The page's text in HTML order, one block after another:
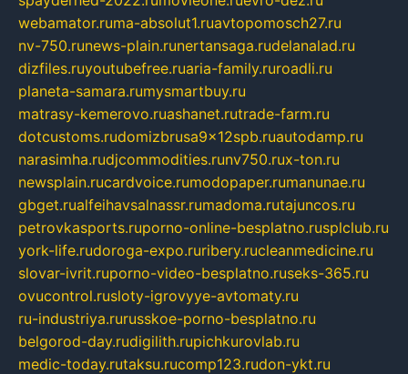
webamator.ruma-absolut1.ruavtopomosch27.ru
nv-750.runews-plain.runertansaga.rudelanalad.ru
dizfiles.ruyoutubefree.ruaria-family.ruroadli.ru
planeta-samara.rumysmartbuy.ru
matrasy-kemerovo.ruashanet.rutrade-farm.ru
dotcustoms.rudomizbrusa9x12spb.ruautodamp.ru
narasimha.rudjcommodities.runv750.rux-ton.ru
newsplain.rucardvoice.rumodopaper.rumanunae.ru
gbget.rualfeihavsalnassr.rumadoma.rutajuncos.ru
petrovkasports.ruporno-online-besplatno.rusplclub.ru
york-life.rudoroga-expo.ruribery.rucleanmedicine.ru
slovar-ivrit.ruporno-video-besplatno.ruseks-365.ru
ovucontrol.rusloty-igrovyye-avtomaty.ru
ru-industriya.rurusskoe-porno-besplatno.ru
belgorod-day.rudigilith.rupichkurovlab.ru
medic-today.rutaksu.rucomp123.rudon-ykt.ru